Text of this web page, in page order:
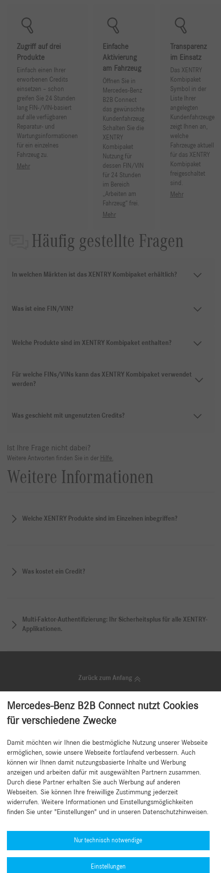
Zugriff auf drei
Produkte
Einfach einen Ihrer
erworbenen Credits
einsetzen – schon
greifen Sie 24 Stunden
lang FIN-/VIN-basiert
auf alle verfügbaren
Reparatur- und
Wartungsinformationen
für ein einzelnes
Fahrzeug zu.
Mehr
Einfache
Aktivierung
am Fahrzeug
Öffnen Sie in
Mercedes-Benz
B2B Connect
das gewünschte
Kundenfahrzeug.
Schalten Sie die
XENTRY
Kombipaket
Nutzung für
dessen FIN/VIN
für 24 Stunden
im Bereich
„Arbeiten am
Fahrzeug“ frei.
Mehr
Transparenz
im Einsatz
Das XENTRY
Kombipaket
Symbol in der
Liste Ihrer
angelegten
Kundenfahrzeuge
zeigt Ihnen an,
welche
Fahrzeuge aktuell
für das XENTRY
Kombipaket
freigeschaltet
sind.
Mehr
Häufig gestellte Fragen
In welchen Märkten ist das XENTRY Kombipaket erhältlich?
Was ist eine FIN/VIN?
Welche Produkte sind im XENTRY Kombipaket enthalten?
Für welche FINs/VINs kann das XENTRY Kombipaket verwendet
werden?
Was geschieht mit ungenutzten Credits?
Ist Ihre Frage nicht dabei?
Weitere Antworten finden Sie in der Hilfe.
Weitere Informationen
Welche XENTRY Produkte sind im Einzelnen inbegriffen?
Was kostet ein Credit?
Multi-Faktor-Authentifizierung: Ihr Sicherheitsplus für alle XENTRY-
Applikationen.
Mercedes-Benz B2B Connect nutzt Cookies
für verschiedene Zwecke
Damit möchten wir Ihnen die bestmögliche Nutzung unserer Webseite
ermöglichen, sowie unsere Webseite fortlaufend verbessern. Auch
können wir Ihnen damit nutzungsbasierte Inhalte und Werbung
anzeigen und arbeiten dafür mit ausgewählten Partnern zusammen.
Durch diese Partner erhalten Sie auch Werbung auf anderen
Webseiten. Sie können Ihre freiwillige Zustimmung jederzeit
widerrufen. Weitere Informationen und Einstellungsmöglichkeiten
finden Sie unter "Einstellungen" und in unseren Datenschutzhinweisen.
Nur technisch notwendige
Einstellungen
Zurück zum Anfang
Nichts mehr verpassen!
Unser kostenloser Newsletter versorgt Sie regelmäßig mit Neuigkeiten,
Top Angeboten, Tipps und attraktiven Aktionen für Ihren Betrieb.
Newsletter abonnieren
Hilfe benötigt?
Mercedes-Benz Global Training
News